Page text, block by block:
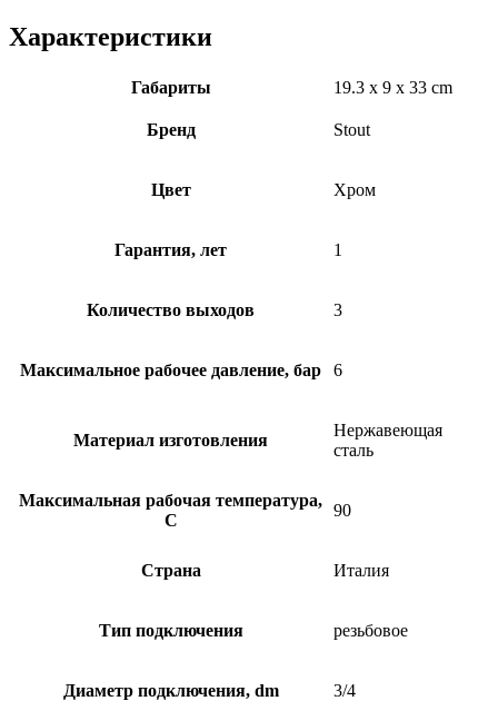
Характеристики
Габариты 19.3 x 9 x 33 cm
Бренд Stout
Цвет Хром
Гарантия, лет 1
Количество выходов 3
Максимальное рабочее давление, бар 6
Материал изготовления
Нержавеющая
сталь
Максимальная рабочая температура,
C
90
Страна Италия
Тип подключения резьбовое
Диаметр подключения, dm 3/4